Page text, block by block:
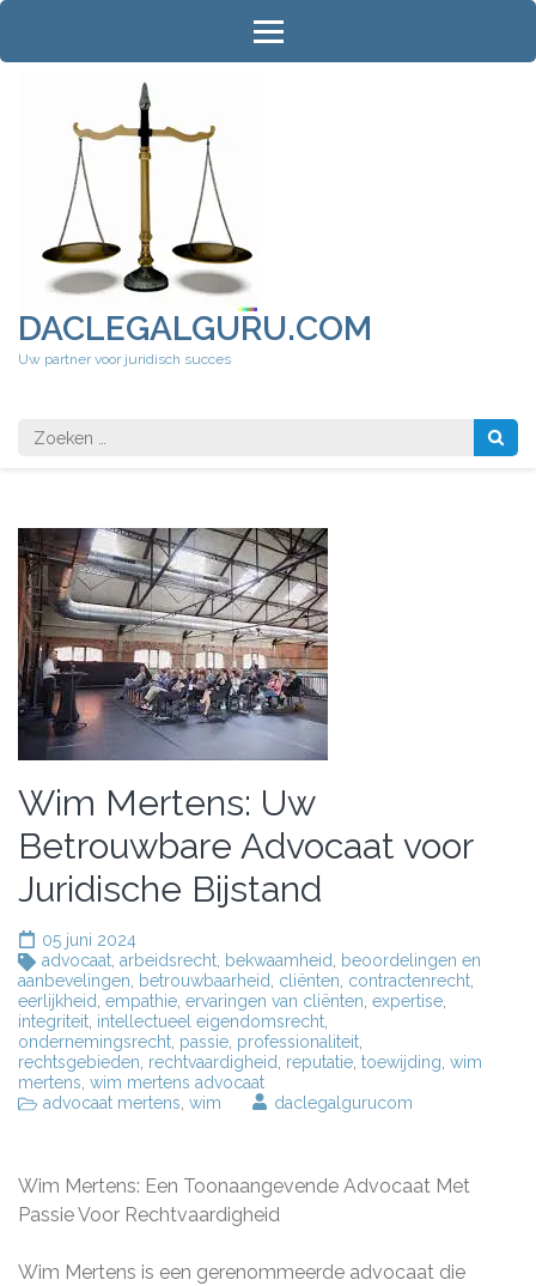
Ga
inhoud
DACLEGALGURU.COM
Uw partner voor juridisch succes
Zoeken
naar:
Wim Mertens: Uw
Betrouwbare Advocaat voor
Juridische Bijstand
05 juni 2024
advocaat arbeidsrecht bekwaamheid
beoordelingen en
aanbevelingen
betrouwbaarheid cliënten contractenrecht
eerlijkheid empathie ervaringen van cliënten expertise
integriteit intellectueel eigendomsrecht
ondernemingsrecht passie professionaliteit
rechtsgebieden rechtvaardigheid reputatie toewijding wim
mertens wim mertens advocaat
advocaat mertens wim daclegalgurucom
Wim Mertens: Een Toonaangevende Advocaat Met
Passie Voor Rechtvaardigheid
Wim Mertens is een gerenommeerde advocaat die